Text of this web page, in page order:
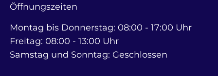
Öffnungszeiten
Montag bis Donnerstag: 08:00 - 17:00 Uhr
Freitag: 08:00 - 13:00 Uhr
Samstag und Sonntag: Geschlossen